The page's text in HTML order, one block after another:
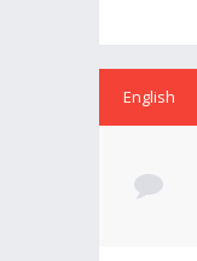
English